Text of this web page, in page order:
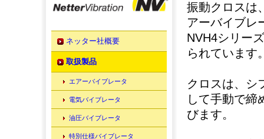
ネッター社概要
取扱製品
エアーバイブレータ
電気バイブレータ
油圧バイブレータ
特別仕様バイブレータ
振動クロスは
アーバイブレ
NVH4シリー
られています
クロスは、シ
して手動で締
びます。